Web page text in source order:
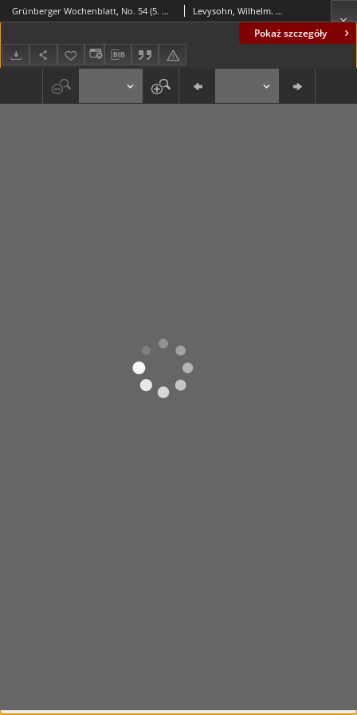
Pokaż szczegóły
Grünberger Wochenblatt, No. 54 (5. October 1843) Levysohn, Wilhelm. Red.